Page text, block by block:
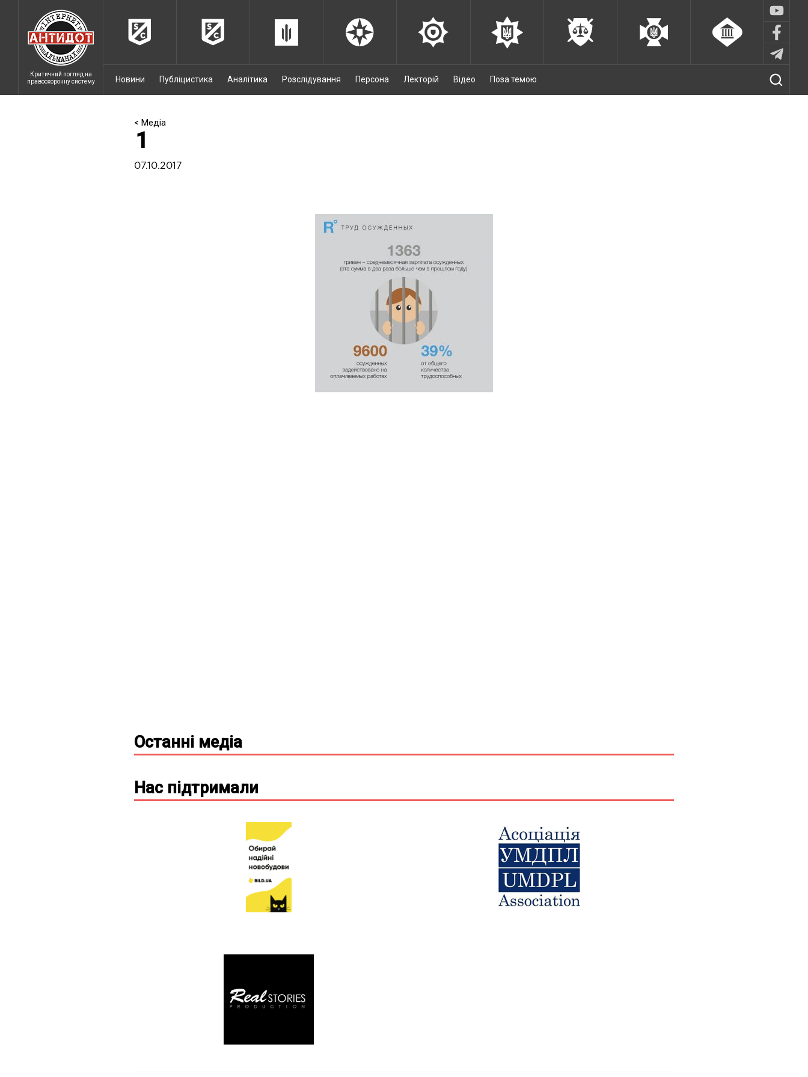
Критичний погляд на
правоохоронну систему
Новини Публіцистика Аналітика Розслідування Персона Лекторій Відео Поза темою
< Медіа
1
07.10.2017
Останні медіа
Нас підтримали